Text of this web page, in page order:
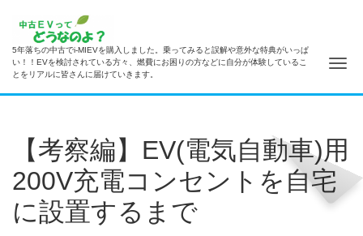
5年落ちの中古でi-MIEVを購入しました。乗ってみると誤解や意外な特典がいっぱ
い！！EVを検討されている方々、燃費にお困りの方などに自分が体験しているこ
とをリアルに皆さんに届けていきます。
ナ
【考察編】EV(電気自動車)用
200V充電コンセントを自宅
に設置するまで